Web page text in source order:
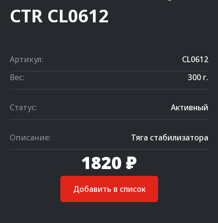
CTR CL0612
Артикул:
CL0612
Вес:
300 г.
Статус: Активный
Описание: Тяга стабилизатора
1820 ₽
Добавить в список